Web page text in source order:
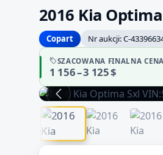
2016 Kia
Copart
Nr aukcji: C-
SZACOWANA FINALNA CENA
1 156 – 3 125 $